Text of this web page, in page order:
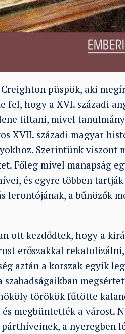
püspök, aki
fel, hogy a XVI. századi
tiltani, mivel
XVII. századi magyar
Szerintünk viszont
Főleg mivel manapság
és egyre többen
lerontójának, a bűnözők
ott kezdődtek, hogy a
erőszakkal
aztán a korszak egyik
szabadságaikban
törökök fűtötte
megbüntették a várost.
a nyeregben